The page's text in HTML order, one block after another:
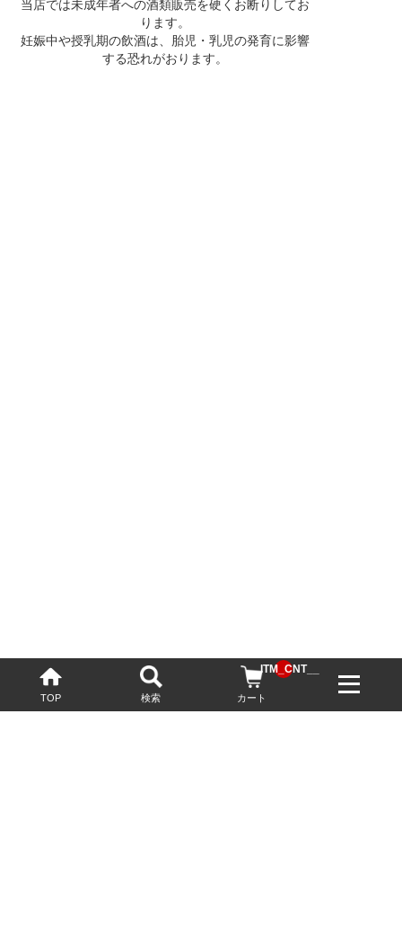
TOP 検索 カート
__ITM_CNT__
当店では未成年者への酒類販売を硬くお断りしてお
ります。
妊娠中や授乳期の飲酒は、胎児・乳児の発育に影響
する恐れがおります。